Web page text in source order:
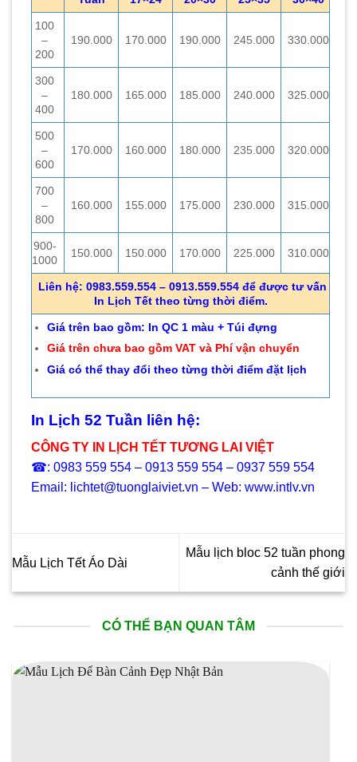
100
–
200
190.000 170.000 190.000 245.000 330.000
300
–
400
180.000 165.000 185.000 240.000 325.000
500
–
600
170.000 160.000 180.000 235.000 320.000
700
–
800
160.000 155.000 175.000 230.000 315.000
900-
1000
150.000 150.000 170.000 225.000 310.000
Liên hệ: 0983.559.554 – 0913.559.554 để được tư vấn
In Lịch Tết theo từng thời điểm.
Giá trên bao gồm: In QC 1 màu + Túi đựng
Giá trên chưa bao gồm VAT và Phí vận chuyển
Giá có thể thay đổi theo từng thời điểm đặt lịch
In Lịch 52 Tuần liên hệ:
CÔNG TY IN LỊCH TẾT TƯƠNG LAI VIỆT
☎: 0983 559 554 – 0913 559 554 – 0937 559 554
Email: lichtet@tuonglaiviet.vn – Web: www.intlv.vn
Mẫu Lịch Tết Áo Dài
Mẫu lịch bloc 52 tuần phong
cảnh thế giới
CÓ THỂ BẠN QUAN TÂM